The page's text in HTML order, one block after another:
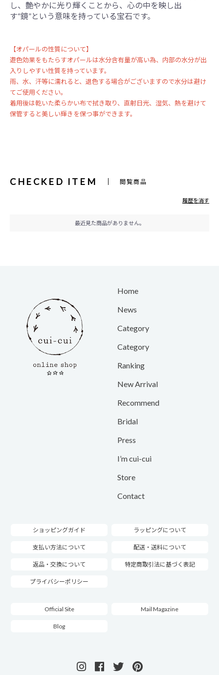
し、艶やかに光り輝くことから、心の中を映し出
す“鏡”という意味を持っている宝石です。
【オパールの性質について】
遊色効果をもたらすオパールは水分含有量が高い為、内部の水分が出
入りしやすい性質を持っています。
雨、水、汗等に濡れると、退色する場合がございますので水分は避け
てご使用ください。
着用後は乾いた柔らかい布で拭き取り、直射日光、湿気、熱を避けて
保管すると美しい輝きを保つ事ができます。
CHECKED ITEM 閲覧商品
履歴を消す
最近見た商品がありません。
Home
News
Category
Category
Ranking
New Arrival
Recommend
Bridal
Press
I’m cui-cui
Store
Contact
ショッピングガイド ラッピングについて
支払い方法について 配送・送料について
返品・交換について 特定商取引法に基づく表記
プライバシーポリシー
Official Site Mail Magazine
Blog